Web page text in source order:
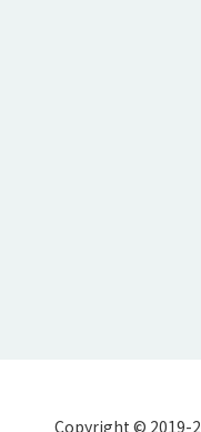
Copyright © 2019-